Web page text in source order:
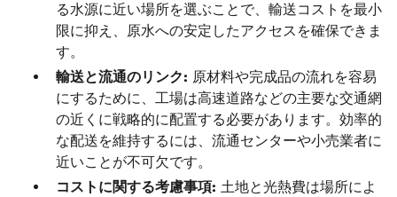
る水源に近い場所を選ぶことで、輸送コストを最小
限に抑え、原水への安定したアクセスを確保できま
す。
輸送と流通のリンク: 原材料や完成品の流れを容易
にするために、工場は高速道路などの主要な交通網
の近くに戦略的に配置する必要があります。効率的
な配送を維持するには、流通センターや小売業者に
近いことが不可欠です。
コストに関する考慮事項: 土地と光熱費は場所によ